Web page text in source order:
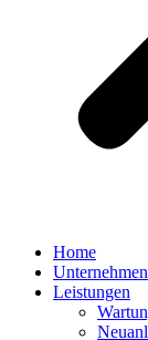
Home
Unternehmen
Leistungen